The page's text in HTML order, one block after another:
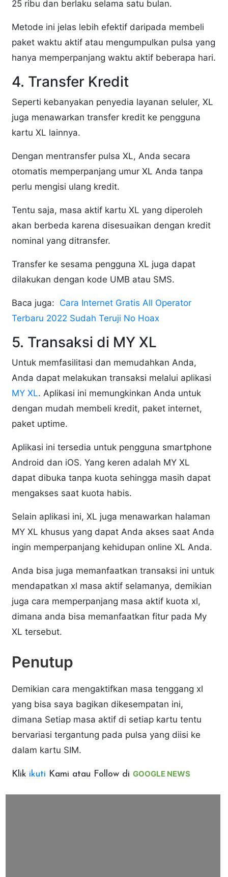
25 ribu dan berlaku selama satu bulan.
Metode ini jelas lebih efektif daripada membeli
paket waktu aktif atau mengumpulkan pulsa yang
hanya memperpanjang waktu aktif beberapa hari.
4. Transfer Kredit
Seperti kebanyakan penyedia layanan seluler, XL
juga menawarkan transfer kredit ke pengguna
kartu XL lainnya.
Dengan mentransfer pulsa XL, Anda secara
otomatis memperpanjang umur XL Anda tanpa
perlu mengisi ulang kredit.
Tentu saja, masa aktif kartu XL yang diperoleh
akan berbeda karena disesuaikan dengan kredit
nominal yang ditransfer.
Transfer ke sesama pengguna XL juga dapat
dilakukan dengan kode UMB atau SMS.
Baca juga: Cara Internet Gratis All Operator
Terbaru 2022 Sudah Teruji No Hoax
5. Transaksi di MY XL
Untuk memfasilitasi dan memudahkan Anda,
Anda dapat melakukan transaksi melalui aplikasi
MY XL. Aplikasi ini memungkinkan Anda untuk
dengan mudah membeli kredit, paket internet,
paket uptime.
Aplikasi ini tersedia untuk pengguna smartphone
Android dan iOS. Yang keren adalah MY XL
dapat dibuka tanpa kuota sehingga masih dapat
mengakses saat kuota habis.
Selain aplikasi ini, XL juga menawarkan halaman
MY XL khusus yang dapat Anda akses saat Anda
ingin memperpanjang kehidupan online XL Anda.
Anda bisa juga memanfaatkan transaksi ini untuk
mendapatkan xl masa aktif selamanya, demikian
juga cara memperpanjang masa aktif kuota xl,
dimana anda bisa memanfaatkan fitur pada My
XL tersebut.
Penutup
Demikian cara mengaktifkan masa tenggang xl
yang bisa saya bagikan dikesempatan ini,
dimana Setiap masa aktif di setiap kartu tentu
bervariasi tergantung pada pulsa yang diisi ke
dalam kartu SIM.
Klik ikuti Kami atau Follow diGOOGLE NEWS